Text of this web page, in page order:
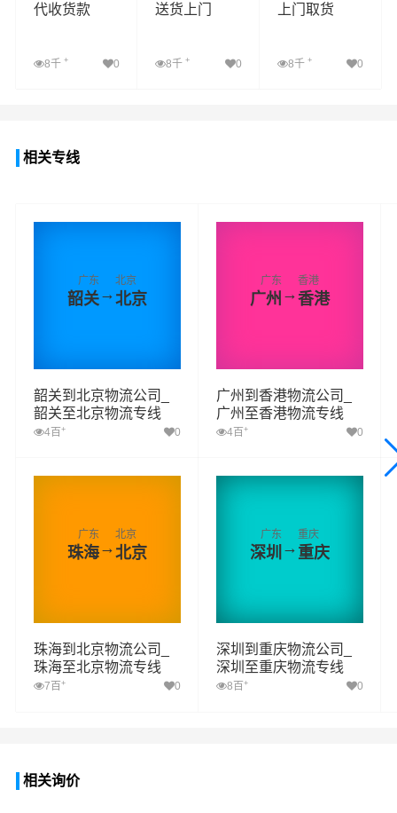
代收货款
8千 + 0
送货上门
8千+ 0
上门取货
8千 + 0
相关专线
广东
韶关→
北京
北京
韶关到北京物流公司_
韶关至北京物流专线
4百 + 0
广东
广州 →
香港
香港
广州到香港物流公司_
广州至香港物流专线
4百 + 0
广东
珠海→
北京
北京
珠海到北京物流公司_
珠海至北京物流专线
7百 + 0
广东
深圳→
重庆
重庆
深圳到重庆物流公司_
深圳至重庆物流专线
8百 + 0
相关询价